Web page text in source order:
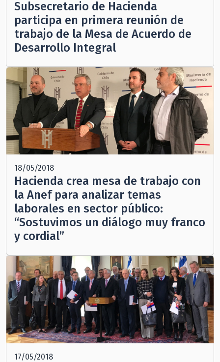
Subsecretario de Hacienda
participa en primera reunión de
trabajo de la Mesa de Acuerdo de
Desarrollo Integral
18/05/2018
Hacienda crea mesa de trabajo con
la Anef para analizar temas
laborales en sector público:
“Sostuvimos un diálogo muy franco
y cordial”
17/05/2018